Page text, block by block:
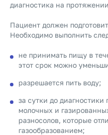
диагностика на
Пациент должен
Необходимо выполнить
не принимать пищу в
этот срок можно
разрешается пить воду;
за сутки до
молочных и
разносолов, которые
газообразованием;